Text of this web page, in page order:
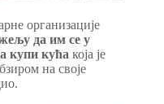
организације
да им се у
купи кућа која је
на своје